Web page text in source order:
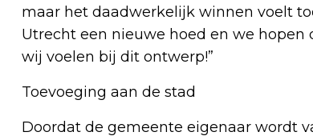
maar het daadwerkelijk winnen voelt
Utrecht een nieuwe hoed en we hopen
wij voelen bij dit ontwerp!”
Toevoeging aan de stad
Doordat de gemeente eigenaar wordt